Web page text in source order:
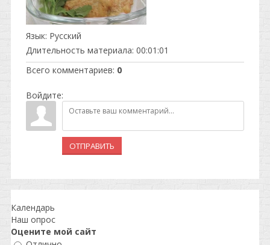
Язык: Русский
Длительность материала: 00:01:01
Всего комментариев: 0
Войдите:
ОТПРАВИТЬ
Календарь
Наш опрос
Оцените мой сайт